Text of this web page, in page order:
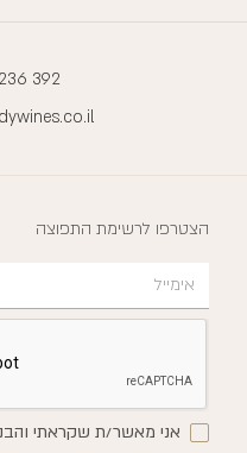
392
הצטרפו לרשימת התפוצה
אני מאשר/ת שקראתי